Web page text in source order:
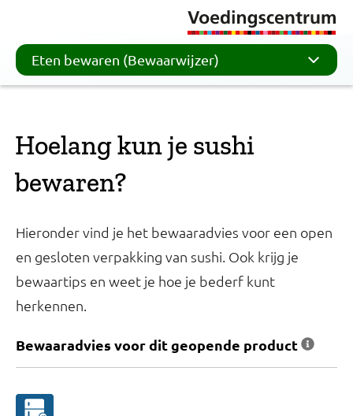
Eten bewaren (Bewaarwijzer)
Hoelang kun je sushi
bewaren?
Hieronder vind je het bewaaradvies voor een open
en gesloten verpakking van sushi. Ook krijg je
bewaartips en weet je hoe je bederf kunt
herkennen.
Bewaaradvies voor dit geopende product